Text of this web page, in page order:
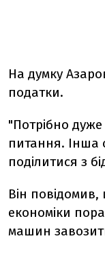
На думку
податки.
"Потрібно
питання. Інша
поділитися з
Він повідомив,
економіки
машин